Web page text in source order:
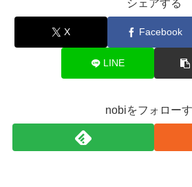
シェアする
X Facebook
LINE
nobiをフォロー